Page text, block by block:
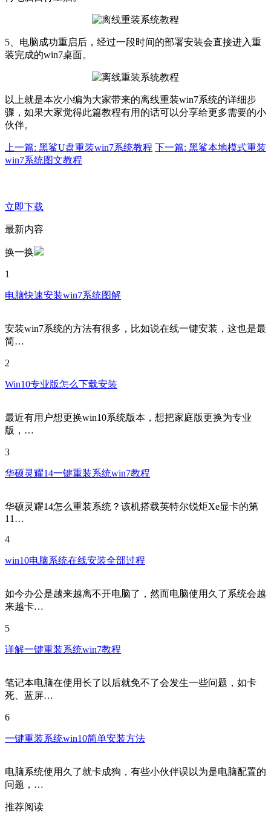
5、电脑成功重启后，经过一段时间的部署安装会直接进入重
装完成的win7桌面。
以上就是本次小编为大家带来的离线重装win7系统的详细步
骤，如果大家觉得此篇教程有用的话可以分享给更多需要的小
伙伴。
上一篇: 黑鲨U盘重装win7系统教程 下一篇: 黑鲨本地模式重装
win7系统图文教程
立即下载
最新内容
换一换
1
电脑快速安装win7系统图解
安装win7系统的方法有很多，比如说在线一键安装，这也是最
简…
2
Win10专业版怎么下载安装
最近有用户想更换win10系统版本，想把家庭版更换为专业
版，…
3
华硕灵耀14一键重装系统win7教程
华硕灵耀14怎么重装系统？该机搭载英特尔锐炬Xe显卡的第
11…
4
win10电脑系统在线安装全部过程
如今办公是越来越离不开电脑了，然而电脑使用久了系统会越
来越卡…
5
详解一键重装系统win7教程
笔记本电脑在使用长了以后就免不了会发生一些问题，如卡
死、蓝屏…
6
一键重装系统win10简单安装方法
电脑系统使用久了就卡成狗，有些小伙伴误以为是电脑配置的
问题，…
推荐阅读